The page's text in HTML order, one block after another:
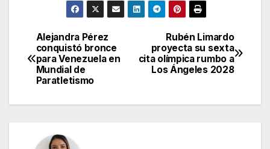
Navegación
de
Rubén Limardo
proyecta su sexta
cita olímpica rumbo a
Los Ángeles 2028
Alejandra Pérez
conquistó bronce
para Venezuela en
Mundial de
Paratletismo